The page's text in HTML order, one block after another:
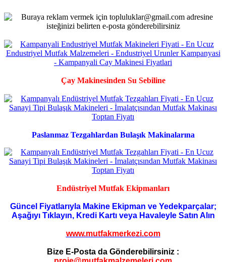
Çay Makinesinden Su Sebiline
Paslanmaz Tezgahlardan Bulaşık Makinalarına
Endüstriyel Mutfak Ekipmanları
Güncel Fiyatlarıyla Makine Ekipman ve Yedekparçalar;
Aşağıyı Tıklayın, Kredi Kartı veya Havaleyle Satın Alın
www.mutfakmerkezi.com
Bize E-Posta da Gönderebilirsiniz :